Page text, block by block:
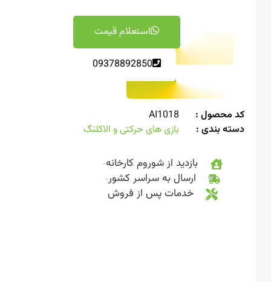
استعلام قیمت
09378892850
محصول :
AI1018
بندی :
بازی های حرکتی و الاکلنگ
بازدید از شوروم کارخانه
ارسال به سراسر کشور
خدمات پس از فروش